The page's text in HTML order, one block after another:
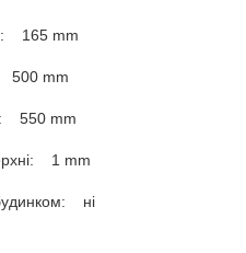
165 mm
500 mm
550 mm
1 mm
ні